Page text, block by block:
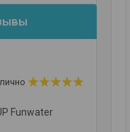
Funwater